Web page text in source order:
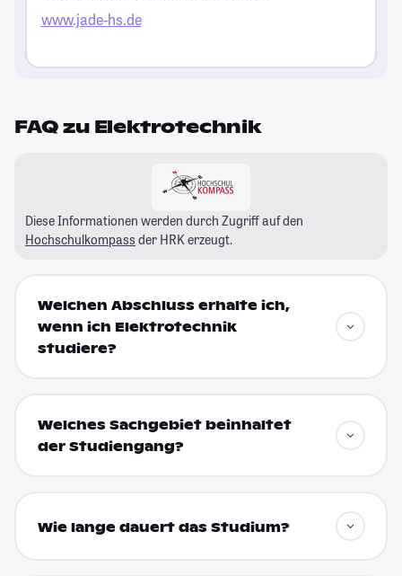
www.jade-hs.de
FAQ zu Elektrotechnik
Diese Informationen werden durch Zugriff auf den
Hochschulkompass der HRK erzeugt.
Welchen Abschluss erhalte ich,
wenn ich Elektrotechnik
studiere?
Welches Sachgebiet beinhaltet
der Studiengang?
Wie lange dauert das Studium?